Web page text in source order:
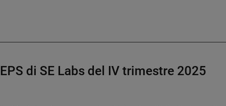
di SE Labs del IV trimestre 2025